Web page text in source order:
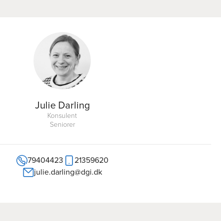
Julie Darling
Konsulent
Seniorer
79404423
21359620
julie.darling@dgi.dk